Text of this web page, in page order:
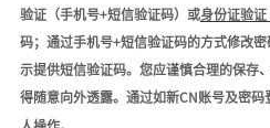
验证（手机号+短信验证码）或身份证验证
码；通过手机号+短信验证码的方式修改
示提供短信验证码。您应谨慎合理的保存
得随意向外透露。通过如新CN账号及密码
人操作。